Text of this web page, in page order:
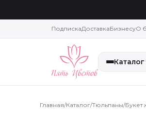
ПодпискаДоставкаБизнесуО
Каталог
Главная/Каталог/Тюльпаны/Букет